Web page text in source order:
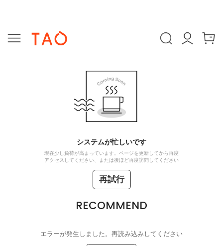
システムが忙しいです
現在少し負荷が高まっています。ページを更新してから再度
アクセスしてください、または後ほど再度訪問してください
再試行
RECOMMEND
エラーが発生しました。再読み込みしてください